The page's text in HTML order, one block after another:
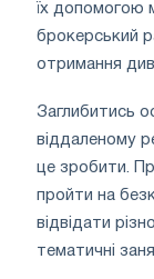
їх допомогою
брокерський
отримання
Заглибитись
віддаленому
це зробити.
пройти на
відвідати
тематичні